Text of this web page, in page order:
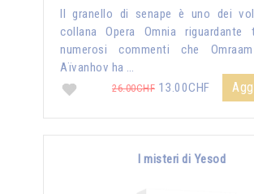
Il granello di senape è uno dei
collana Opera Omnia riguardante
numerosi commenti che
Aïvanhov ha …
26.00CHF 13.00CHF
I misteri di Yesod